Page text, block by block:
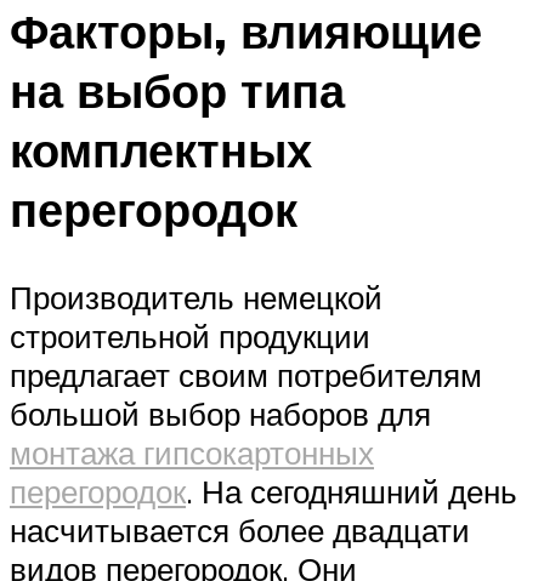
Факторы, влияющие
на выбор типа
комплектных
перегородок
Производитель немецкой
строительной продукции
предлагает своим потребителям
большой выбор наборов для
монтажа гипсокартонных
перегородок. На сегодняшний день
насчитывается более двадцати
видов перегородок. Они